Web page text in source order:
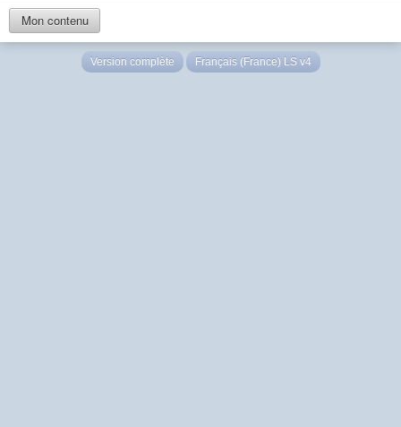
Mon contenu
Version complète Français (France) LS v4